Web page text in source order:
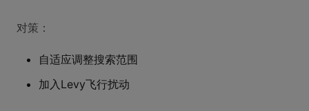
对策：
自适应调整搜索范围
加入Levy飞行扰动